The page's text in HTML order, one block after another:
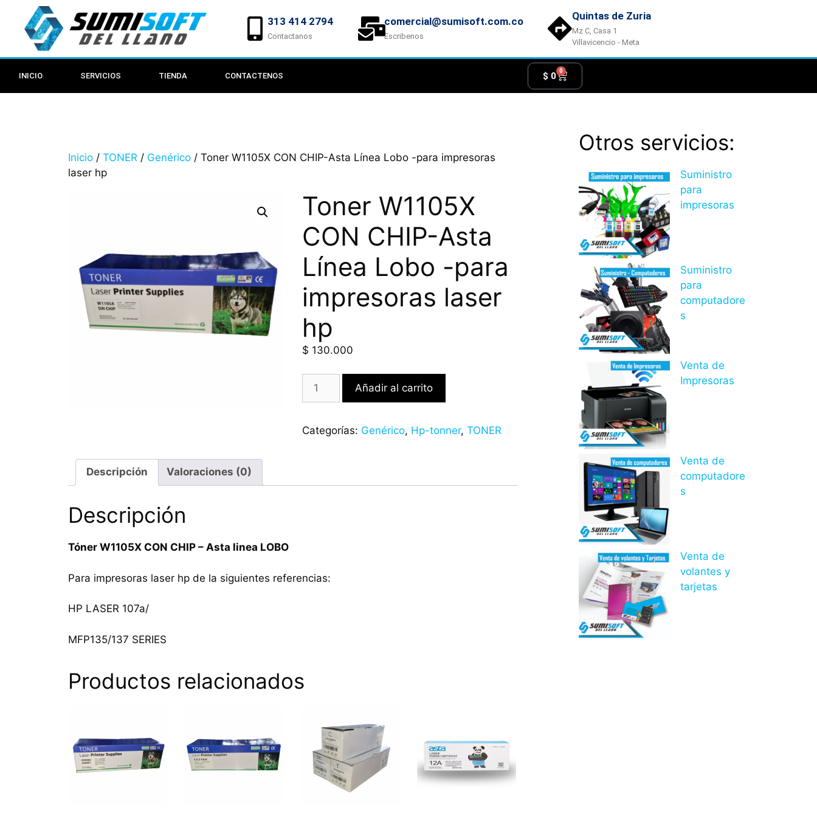
313 414 2794
Contactanos
comercial@sumisoft.com.co
Escribenos
Quintas de Zuria
Mz C, Casa 1
Villavicencio - Meta
INICIO SERVICIOS TIENDA CONTACTENOS $ 0 0
Inicio / TONER / Genérico / Toner W1105X CON CHIP-Asta Línea Lobo -para impresoras
laser hp
Toner W1105X
CON CHIP-Asta
Línea Lobo -para
impresoras laser
hp
$ 130.000
Añadir al carrito
Categorías: Genérico, Hp-tonner, TONER
Descripción Valoraciones (0)
Descripción
Tóner W1105X CON CHIP – Asta linea LOBO
Para impresoras laser hp de la siguientes referencias:
HP LASER 107a/
MFP135/137 SERIES
Productos relacionados
Otros servicios:
Suministro
para
impresoras
Suministro
para
computadore
s
Venta de
Impresoras
Venta de
computadore
s
Venta de
volantes y
tarjetas